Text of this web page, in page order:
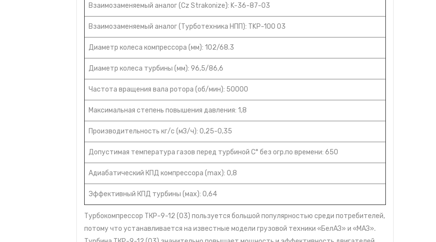
Взаимозаменяемый аналог (Cz Strakonize): K-36-87-03
Взаимозаменяемый аналог (Турботехника НПП): TKP-100 03
Диаметр колеса компрессора (мм): 102/68.3
Диаметр колеса турбины (мм): 96,5/86,6
Частота вращения вала ротора (об/мин): 50000
Максимальная степень повышения давления: 1,8
Производительность кг/с (мЗ/ч): 0,25-0,35
Допустимая температура газов перед турбиной С° без огр.по времени: 650
Адиабатический КПД компрессора (max): 0,8
Эффективный КПД турбины (мах): 0,64
Турбокомпрессор ТКР-9-12 (03) пользуется большой популярностью среди потребителей,
потому что устанавливается на известные модели грузовой техники «БелАЗ» и «МАЗ».